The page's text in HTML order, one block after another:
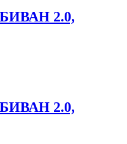
БИВАН 2.0,
БИВАН 2.0,